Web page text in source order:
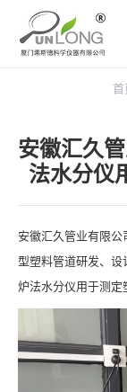
首
安徽汇久
法水分仪
安徽汇久管业有限
型塑料管道研发、设
炉法水分仪用于测定